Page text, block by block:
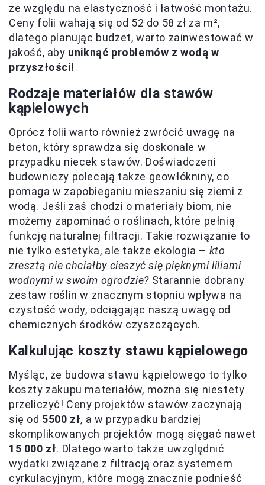
ze względu na elastyczność i łatwość montażu.
Ceny folii wahają się od 52 do 58 zł za m²,
dlatego planując budżet, warto zainwestować w
jakość, aby uniknąć problemów z wodą w
przyszłości!
Rodzaje materiałów dla stawów
kąpielowych
Oprócz folii warto również zwrócić uwagę na
beton, który sprawdza się doskonale w
przypadku niecek stawów. Doświadczeni
budowniczy polecają także geowłókniny, co
pomaga w zapobieganiu mieszaniu się ziemi z
wodą. Jeśli zaś chodzi o materiały biom, nie
możemy zapominać o roślinach, które pełnią
funkcję naturalnej filtracji. Takie rozwiązanie to
nie tylko estetyka, ale także ekologia – kto
zresztą nie chciałby cieszyć się pięknymi liliami
wodnymi w swoim ogrodzie? Starannie dobrany
zestaw roślin w znacznym stopniu wpływa na
czystość wody, odciągając naszą uwagę od
chemicznych środków czyszczących.
Kalkulując koszty stawu kąpielowego
Myśląc, że budowa stawu kąpielowego to tylko
koszty zakupu materiałów, można się niestety
przeliczyć! Ceny projektów stawów zaczynają
się od 5500 zł, a w przypadku bardziej
skomplikowanych projektów mogą sięgać nawet
15 000 zł. Dlatego warto także uwzględnić
wydatki związane z filtracją oraz systemem
cyrkulacyjnym, które mogą znacznie podnieść